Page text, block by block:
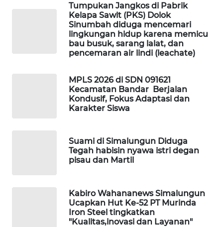
Tumpukan Jangkos di Pabrik
Kelapa Sawit (PKS) Dolok
Sinumbah diduga mencemari
lingkungan hidup karena memicu
bau busuk, sarang lalat, dan
pencemaran air lindi (leachate)
MPLS 2026 di SDN 091621
Kecamatan Bandar Berjalan
Kondusif, Fokus Adaptasi dan
Karakter Siswa
Suami di Simalungun Diduga
Tegah habisin nyawa istri degan
pisau dan Martil
Kabiro Wahananews Simalungun
Ucapkan Hut Ke-52 PT Murinda
Iron Steel tingkatkan
"Kualitas,inovasi dan Layanan"